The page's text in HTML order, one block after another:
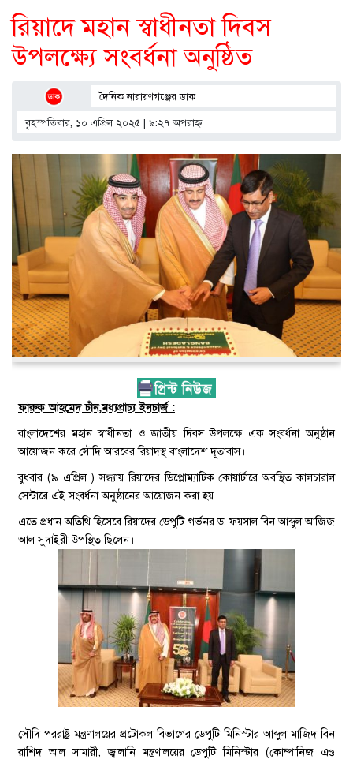
রিয়াদে মহান স্বাধীনতা দিবস
উপলক্ষ্যে সংবর্ধনা অনুষ্ঠিত
দৈনিক নারায়ণগঞ্জের ডাক
বৃহস্পতিবার, ১০ এপ্রিল ২০২৫ | ৯:২৭ অপরাহ্ণ
ফারুক আহমেদ চাঁন,মধ্যপ্রাচ্য ইনচার্জ :
বাংলাদেশের মহান স্বাধীনতা ও জাতীয় দিবস উপলক্ষে এক সংবর্ধনা অনুষ্ঠান
আয়োজন করে সৌদি আরবের রিয়াদস্থ বাংলাদেশ দূতাবাস।
বুধবার (৯ এপ্রিল ) সন্ধ্যায় রিয়াদের ডিপ্লোম্যাটিক কোয়ার্টারে অবস্থিত কালচারাল
সেন্টারে এই সংবর্ধনা অনুষ্ঠানের আয়োজন করা হয়।
এতে প্রধান অতিথি হিসেবে রিয়াদের ডেপুটি গর্ভনর ড. ফয়সাল বিন আব্দুল আজিজ
আল সুদাইরী উপস্থিত ছিলেন।
সৌদি পররাষ্ট্র মন্ত্রণালয়ের প্রটোকল বিভাগের ডেপুটি মিনিস্টার আব্দুল মাজিদ বিন
রাশিদ আল সামারী, জ্বালানি মন্ত্রণালয়ের ডেপুটি মিনিস্টার (কোম্পানিজ এণ্ড